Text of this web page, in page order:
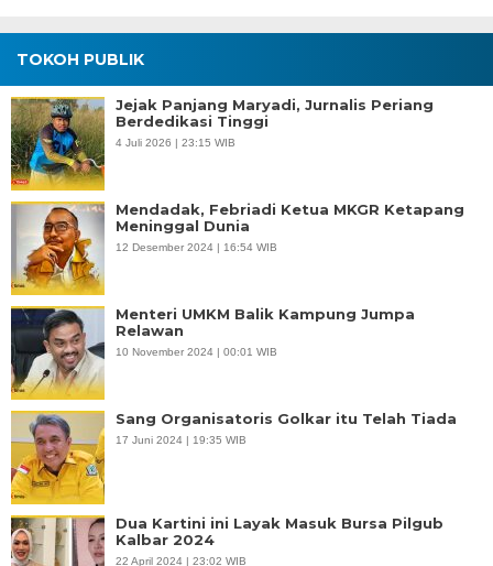
TOKOH PUBLIK
Jejak Panjang Maryadi, Jurnalis Periang
Berdedikasi Tinggi
4 Juli 2026 | 23:15 WIB
Mendadak, Febriadi Ketua MKGR Ketapang
Meninggal Dunia
12 Desember 2024 | 16:54 WIB
Menteri UMKM Balik Kampung Jumpa
Relawan
10 November 2024 | 00:01 WIB
Sang Organisatoris Golkar itu Telah Tiada
17 Juni 2024 | 19:35 WIB
Dua Kartini ini Layak Masuk Bursa Pilgub
Kalbar 2024
22 April 2024 | 23:02 WIB